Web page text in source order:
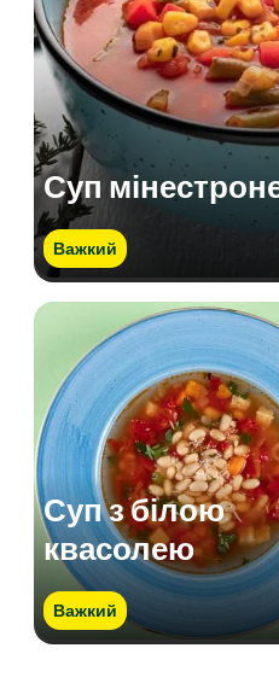
Суп
Важкий
Суп з білою
квасолею
Важкий